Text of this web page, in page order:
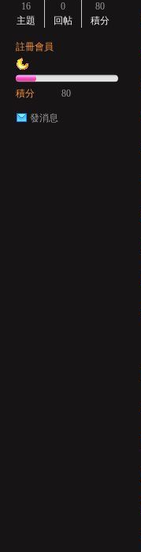
16
主題
0
回帖
80
積分
註冊會員
積分 80
發消息